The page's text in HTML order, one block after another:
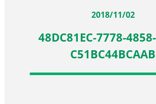
2018/11/02
48DC81EC-7778-
C51BC44BCAAB